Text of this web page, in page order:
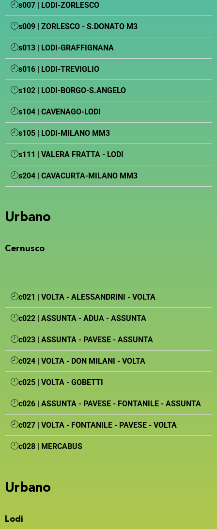
s007 | LODI-ZORLESCO
s009 | ZORLESCO - S.DONATO M3
s013 | LODI-GRAFFIGNANA
s016 | LODI-TREVIGLIO
s102 | LODI-BORGO-S.ANGELO
s104 | CAVENAGO-LODI
s105 | LODI-MILANO MM3
s111 | VALERA FRATTA - LODI
s204 | CAVACURTA-MILANO MM3
Urbano
Cernusco
c021 | VOLTA - ALESSANDRINI - VOLTA
c022 | ASSUNTA - ADUA - ASSUNTA
c023 | ASSUNTA - PAVESE - ASSUNTA
c024 | VOLTA - DON MILANI - VOLTA
c025 | VOLTA - GOBETTI
c026 | ASSUNTA - PAVESE - FONTANILE - ASSUNTA
c027 | VOLTA - FONTANILE - PAVESE - VOLTA
c028 | MERCABUS
Urbano
Lodi